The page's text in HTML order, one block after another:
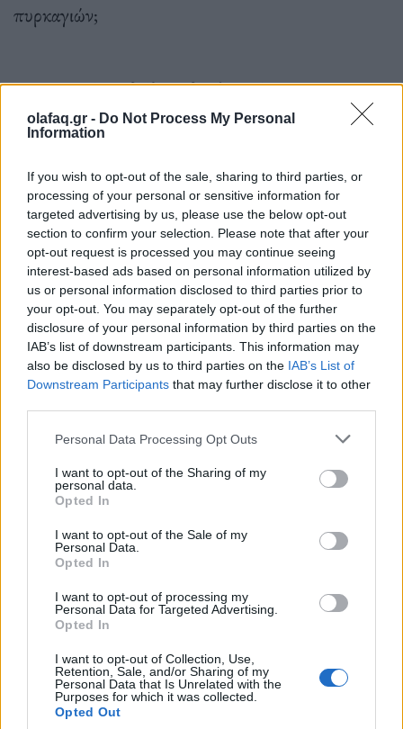
olafaq.gr - Do Not Process My Personal
Information
If you wish to opt-out of the sale, sharing to third parties, or
processing of your personal or sensitive information for
targeted advertising by us, please use the below opt-out
section to confirm your selection. Please note that after your
opt-out request is processed you may continue seeing
interest-based ads based on personal information utilized by
us or personal information disclosed to third parties prior to
your opt-out. You may separately opt-out of the further
disclosure of your personal information by third parties on the
IAB’s list of downstream participants. This information may
also be disclosed by us to third parties on the IAB’s List of
Downstream Participants that may further disclose it to other
Personal Data Processing Opt Outs
I want to opt-out of the Sharing of my
personal data.
Opted In
I want to opt-out of the Sale of my
Personal Data.
Opted In
I want to opt-out of processing my
Personal Data for Targeted Advertising.
Opted In
I want to opt-out of Collection, Use,
Retention, Sale, and/or Sharing of my
Personal Data that Is Unrelated with the
Purposes for which it was collected.
Opted Out
πυρκαγιών;
Και σε αυτό τον διάλογο δεν θα πρέπει να περισσεύει
κανείς. Θα πρέπει το ελληνικό κράτος να ζητήσει την
αξιωματικών του Πυροσβεστικού Σώματος, των
στελεχών της δασικής υπηρεσίας, των ερευνητικών
ινστιτούτων, των εξειδικευμένων επιστημόνων, των
συλλογικών φορέων της κοινωνίας των πολιτών και
των εθελοντών, της τοπικής αυτοδιοίκησης.
Τί χρειάζεται, τί θέλουν, ποιες συνθέσεις είναι
γίνει άμεσα με το πέρας της αντιπυρικής, δημόσια,
με ειλικρίνεια, αξιοκρατία, καλή πίστη, χωρίς
παρωπίδες, χωρίς γκρίνια, στείρες πολιτικές
χωρίς να φοβάται κανείς τυχόν επιπτώσεις ή
Το WWF Ελλάς έχει ήδη καταθέσει τις
του προς το αρμόδιο υπουργείο, με αφορμή την
ανάληψη καθηκόντων της νέας κυβέρνησης. Αυτές